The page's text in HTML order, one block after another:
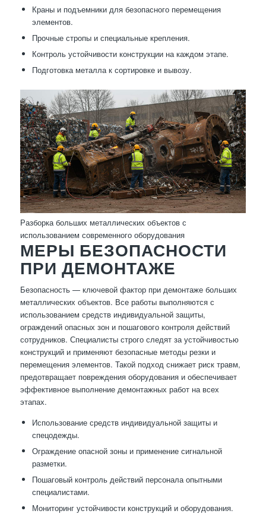
Краны и подъемники для безопасного перемещения
элементов.
Прочные стропы и специальные крепления.
Контроль устойчивости конструкции на каждом этапе.
Подготовка металла к сортировке и вывозу.
Разборка больших металлических объектов с
использованием современного оборудования
МЕРЫ БЕЗОПАСНОСТИ
ПРИ ДЕМОНТАЖЕ
Безопасность — ключевой фактор при демонтаже больших
металлических объектов. Все работы выполняются с
использованием средств индивидуальной защиты,
ограждений опасных зон и пошагового контроля действий
сотрудников. Специалисты строго следят за устойчивостью
конструкций и применяют безопасные методы резки и
перемещения элементов. Такой подход снижает риск травм,
предотвращает повреждения оборудования и обеспечивает
эффективное выполнение демонтажных работ на всех
этапах.
Использование средств индивидуальной защиты и
спецодежды.
Ограждение опасной зоны и применение сигнальной
разметки.
Пошаговый контроль действий персонала опытными
специалистами.
Мониторинг устойчивости конструкций и оборудования.